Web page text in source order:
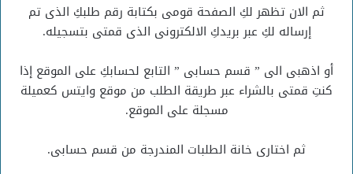
ثم الان تظهر لكِ الصفحة قومى بكتابة رقم طلبكِ الذى تم
إرساله لكِ عبر بريدكِ الالكترونى الذى قمتى بتسجيله.
أو اذهبى الى ” قسم حسابى ” التابع لحسابكِ على الموقع إذا
كنتِ قمتى بالشراء عبر طريقة الطلب من موقع وايتس كعميلة
مسجلة على الموقع.
ثم اختارى خانة الطلبات المندرجة من قسم حسابى.